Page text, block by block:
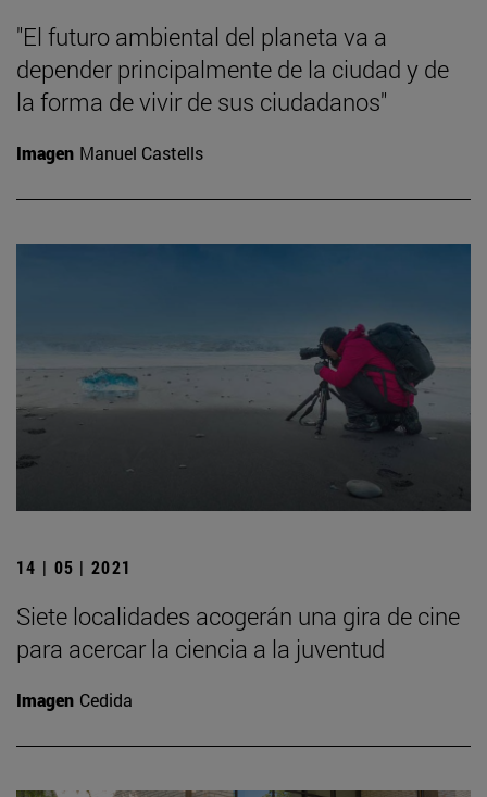
"El futuro ambiental del planeta va a
depender principalmente de la ciudad y de
la forma de vivir de sus ciudadanos"
Imagen Manuel Castells
14 | 05 | 2021
Siete localidades acogerán una gira de cine
para acercar la ciencia a la juventud
Imagen Cedida